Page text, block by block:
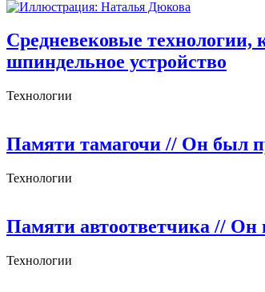
Средневековые технологии,
шпиндельное устройство
Технологии
Памяти тамагочи // Он был
Технологии
Памяти автоответчика // Он
Технологии